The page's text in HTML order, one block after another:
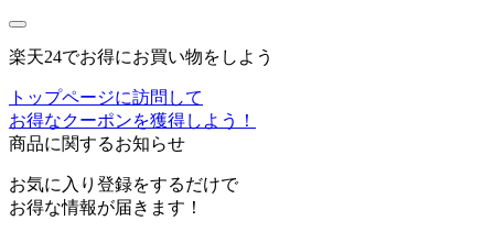
楽天24でお得にお買い物をしよう
トップページに訪問して
お得なクーポンを獲得しよう！
商品に関するお知らせ
お気に入り登録をするだけで
お得な情報が届きます！